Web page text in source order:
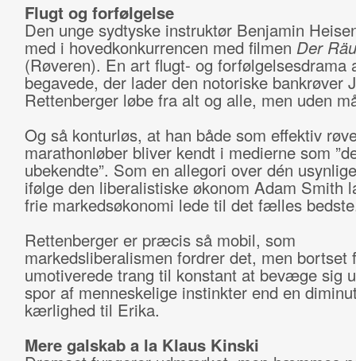
Flugt og forfølgelse
Den unge sydtyske instruktør Benjamin
med i hovedkonkurrencen med filmen Der
(Røveren). En art flugt- og forfølgelsesdrama
begavede, der lader den notoriske bankrøver
Rettenberger løbe fra alt og alle, men uden
Og så konturløs, at han både som effektiv
marathonløber bliver kendt i medierne som
ubekendte”. Som en allegori over dén
ifølge den liberalistiske økonom Adam Smith
frie markedsøkonomi lede til det fælles
Rettenberger er præcis så mobil, som
markedsliberalismen fordrer det, men bortset
umotiverede trang til konstant at bevæge sig
spor af menneskelige instinkter end en
kærlighed til Erika.
Mere galskab a la Klaus Kinski